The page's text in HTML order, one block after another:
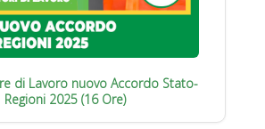
di Lavoro nuovo Accordo Stato-
Regioni 2025 (16 Ore)